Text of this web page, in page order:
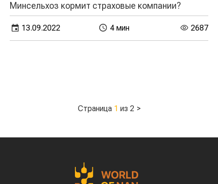
Минсельхоз кормит страховые компании?
13.09.2022 4 мин 2687
Страница 1 из 2 >